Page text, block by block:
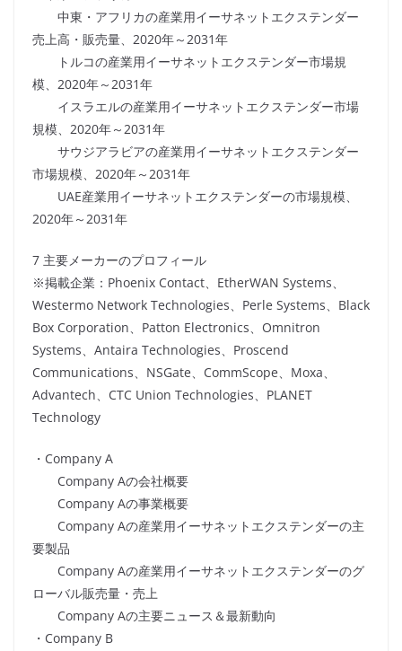
中東・アフリカの産業用イーサネットエクステンダー
売上高・販売量、2020年～2031年
トルコの産業用イーサネットエクステンダー市場規
模、2020年～2031年
イスラエルの産業用イーサネットエクステンダー市場
規模、2020年～2031年
サウジアラビアの産業用イーサネットエクステンダー
市場規模、2020年～2031年
UAE産業用イーサネットエクステンダーの市場規模、
2020年～2031年
7 主要メーカーのプロフィール
※掲載企業：Phoenix Contact、EtherWAN Systems、
Westermo Network Technologies、Perle Systems、Black
Box Corporation、Patton Electronics、Omnitron
Systems、Antaira Technologies、Proscend
Communications、NSGate、CommScope、Moxa、
Advantech、CTC Union Technologies、PLANET
Technology
・Company A
Company Aの会社概要
Company Aの事業概要
Company Aの産業用イーサネットエクステンダーの主
要製品
Company Aの産業用イーサネットエクステンダーのグ
ローバル販売量・売上
Company Aの主要ニュース＆最新動向
・Company B